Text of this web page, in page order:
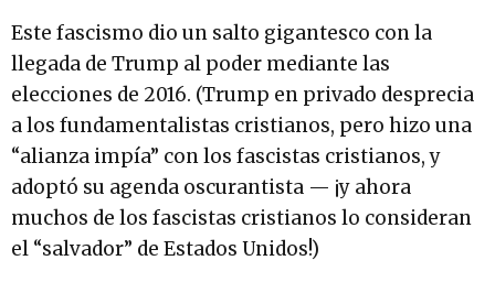
Este fascismo dio un salto gigantesco con la
llegada de Trump al poder mediante las
elecciones de 2016. (Trump en privado desprecia
a los fundamentalistas cristianos, pero hizo una
“alianza impía” con los fascistas cristianos, y
adoptó su agenda oscurantista — ¡y ahora
muchos de los fascistas cristianos lo consideran
el “salvador” de Estados Unidos!)